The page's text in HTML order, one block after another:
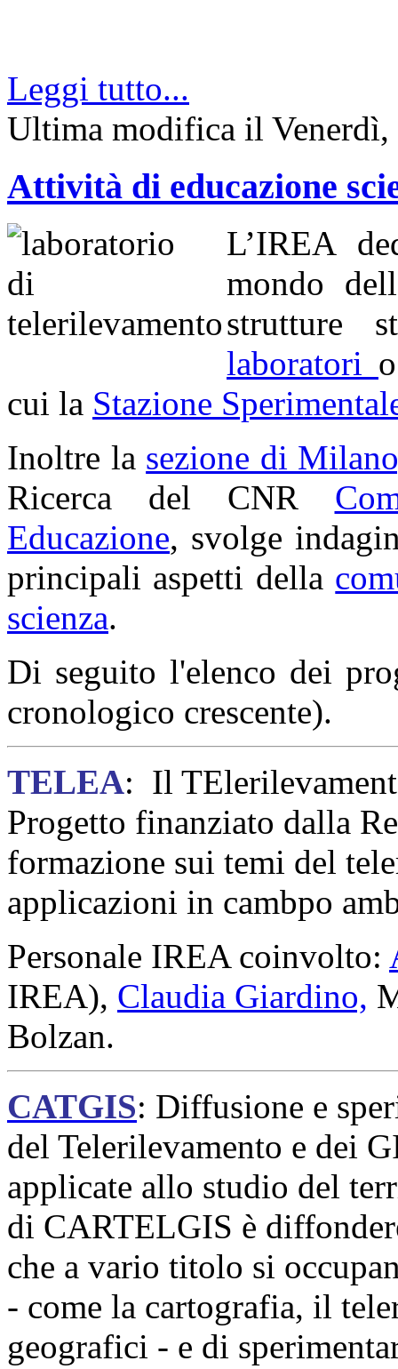
Leggi tutto...
Ultima modifica il
Attività di educazione
L’IREA
mondo
strutture
laboratori
cui la Stazione
Inoltre la sezione di
Ricerca del CNR
Educazione, svolge
principali aspetti della
scienza.
Di seguito l'elenco dei
cronologico crescente).
TELEA: Il
Progetto finanziato dalla
formazione sui temi del
applicazioni in cambpo
Personale IREA coinvolto:
IREA), Claudia Giardino,
Bolzan.
CATGIS: Diffusione e
del Telerilevamento e dei
applicate allo studio del
di CARTELGIS è
che a vario titolo si
- come la cartografia, il
geografici - e di